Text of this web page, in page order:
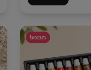
מבצע!